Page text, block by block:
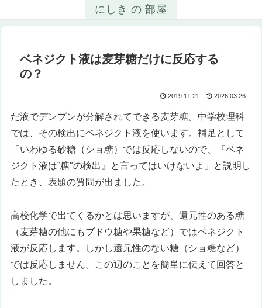
にしき の 部屋
ベネジクト液は麦芽糖だけに反応する
の？
2019.11.21 2026.03.26
だ液でデンプンが分解されてできる麦芽糖。中学校理科
では、その検出にベネジクト液を使います。補足として
「いわゆる砂糖（ショ糖）では反応しないので、『ベネ
ジクト液は”糖″の検出』と言ってはいけないよ」と説明し
たとき、表題の質問が出ました。
高校化学で出てくるかとは思いますが、還元性のある糖
（麦芽糖の他にもブドウ糖や果糖など）ではベネジクト
液が反応します。しかし還元性のない糖（ショ糖など）
では反応しません。この辺のことを簡単に伝えて回答と
しました。